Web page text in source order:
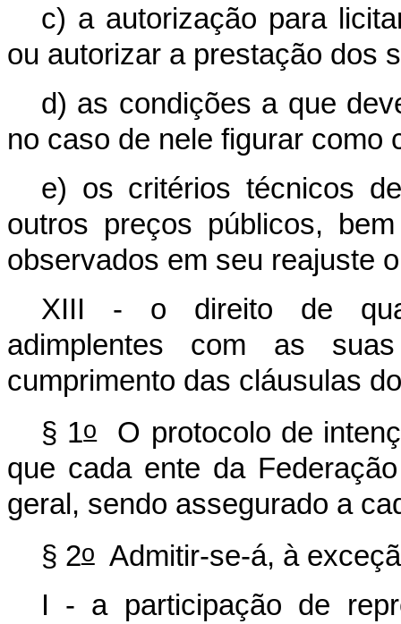
c) a autorização para
ou autorizar a prestação dos
d) as condições a que
no caso de nele figurar como
e) os critérios técnicos
outros preços públicos,
observados em seu reajuste
XIII - o direito de
adimplentes com as
cumprimento das cláusulas
§ 1oO protocolo de
que cada ente da
geral, sendo assegurado a
§ 2oAdmitir-se-á, à
I - a participação de